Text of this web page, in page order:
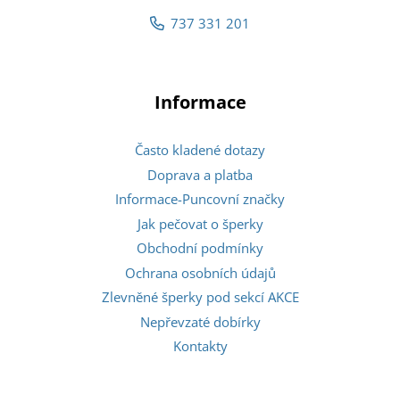
737 331 201
Informace
Často kladené dotazy
Doprava a platba
Informace-Puncovní značky
Jak pečovat o šperky
Obchodní podmínky
Ochrana osobních údajů
Zlevněné šperky pod sekcí AKCE
Nepřevzaté dobírky
Kontakty